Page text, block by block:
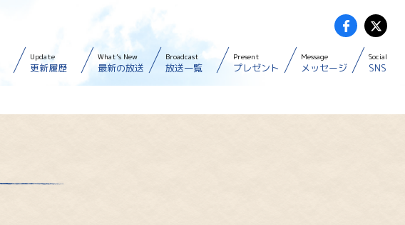
Update
更新履歴
What’s New
最新の放送
Broadcast
放送一覧
Present
プレゼント
Message
メッセージ
Social
SNS